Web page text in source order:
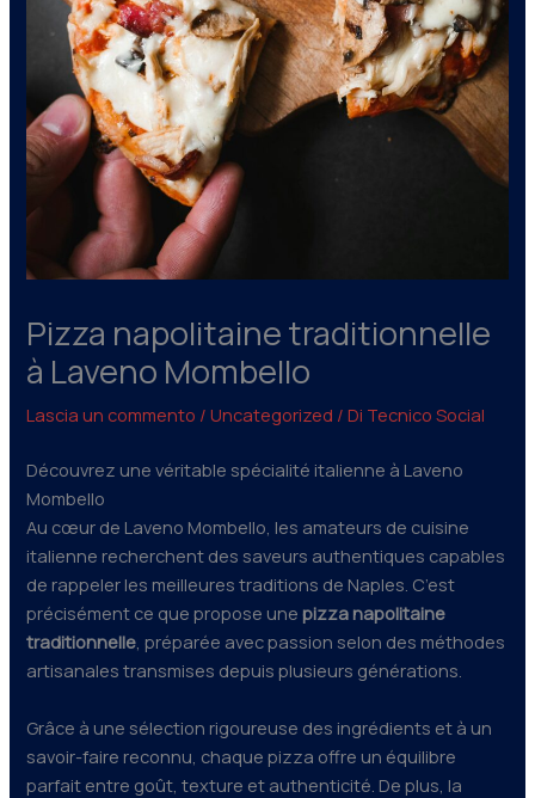
Pizza napolitaine traditionnelle
à Laveno Mombello
Lascia un commento /Uncategorized / Di Tecnico Social
Découvrez une véritable spécialité italienne à Laveno
Mombello
Au cœur de Laveno Mombello, les amateurs de cuisine
italienne recherchent des saveurs authentiques capables
de rappeler les meilleures traditions de Naples. C’est
précisément ce que propose unepizza napolitaine
traditionnelle, préparée avec passion selon des méthodes
artisanales transmises depuis plusieurs générations.
Grâce à une sélection rigoureuse des ingrédients et à un
savoir-faire reconnu, chaque pizza offre un équilibre
parfait entre goût, texture et authenticité. De plus, la